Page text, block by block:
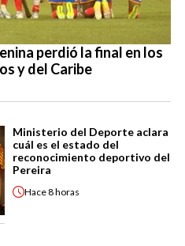
perdió la final en los
y del Caribe
Ministerio del Deporte aclara
cuál es el estado del
reconocimiento deportivo del
Pereira
Hace8 horas